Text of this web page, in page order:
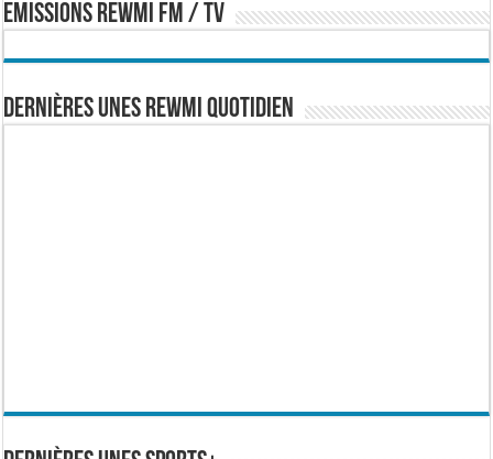
EMISSIONS REWMI FM / TV
Dernières Unes Rewmi Quotidien